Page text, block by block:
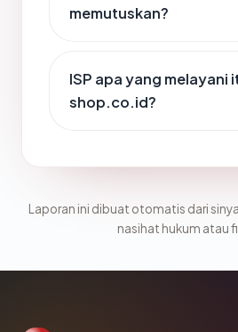
memutuskan?
ISP apa yang melayani
shop.co.id?
Laporan ini dibuat otomatis dari
nasihat hukum atau